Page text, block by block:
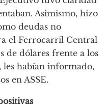
Asimismo, hizo
deudas no
el Ferrocarril Central
de dólares frente a los
les habían informado,
en ASSE.